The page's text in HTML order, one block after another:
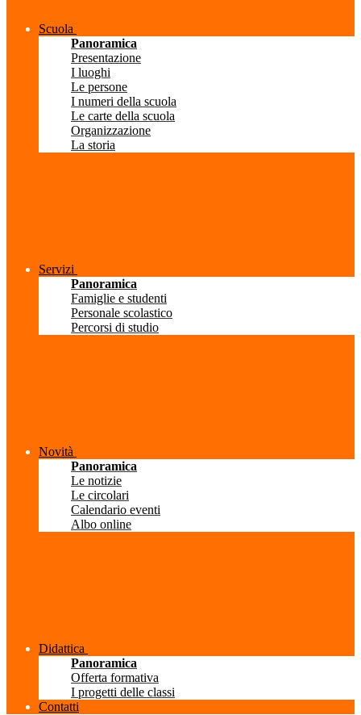
Scuola
Panoramica
Presentazione
I luoghi
Le persone
I numeri della scuola
Le carte della scuola
Organizzazione
La storia
Servizi
Panoramica
Famiglie e studenti
Personale scolastico
Percorsi di studio
Novità
Panoramica
Le notizie
Le circolari
Calendario eventi
Albo online
Didattica
Panoramica
Offerta formativa
I progetti delle classi
Contatti